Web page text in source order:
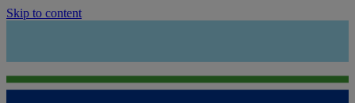
Skip to content